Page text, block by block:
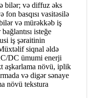
bilər; və diffuz əks
fon basqısı vasitəsilə
və mürəkkəb iş
isteğe
iş şəraitinin
siqnal əldə
DC ümumi enerji
aşkarlama növü, iplik
və digər sənaye
növü tekstura